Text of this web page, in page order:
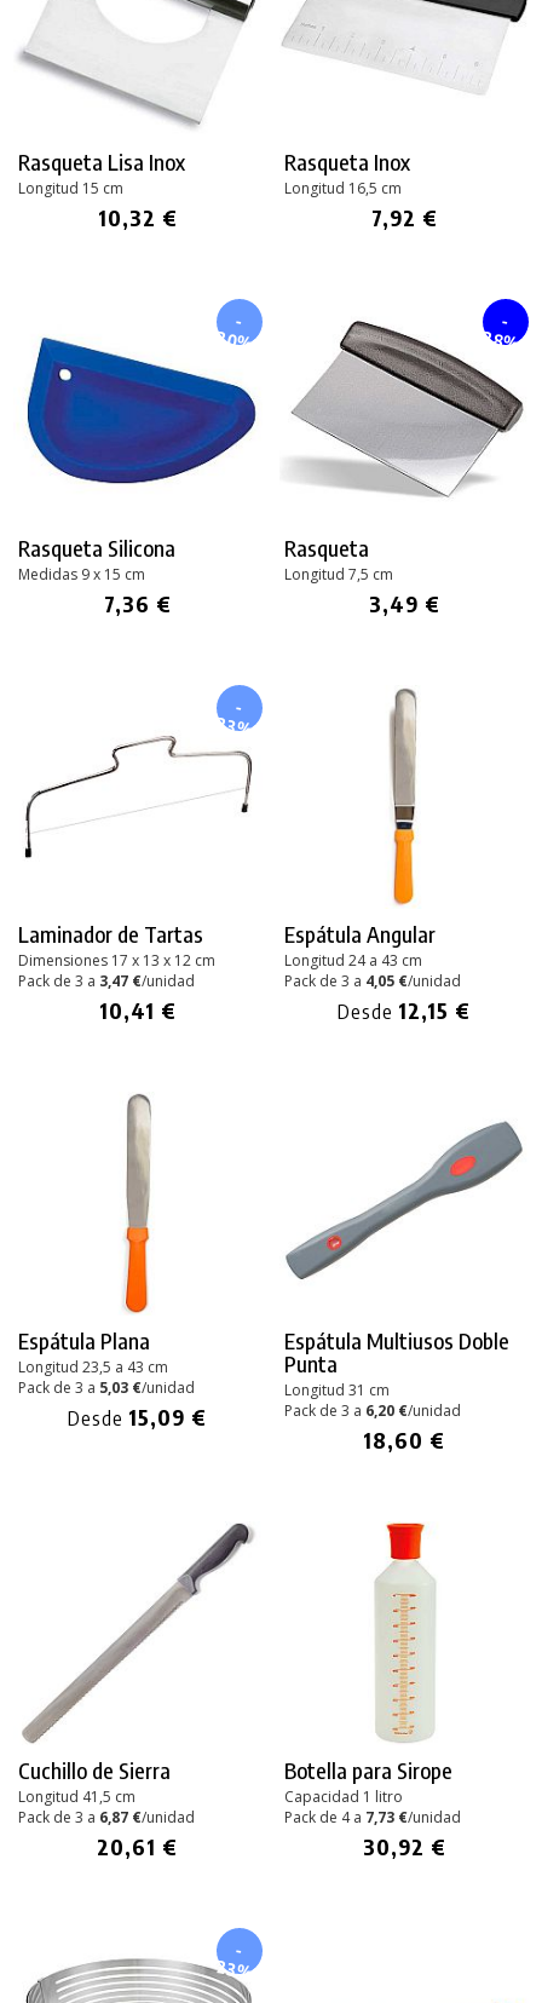
Rasqueta Lisa Inox
Longitud 15 cm
10,32 €
Rasqueta Inox
Longitud 16,5 cm
7,92 €
-
20%
Rasqueta Silicona
Medidas 9 x 15 cm
7,36 €
-
28%
Rasqueta
Longitud 7,5 cm
3,49 €
-
23%
Laminador de Tartas
Dimensiones 17 x 13 x 12 cm
Pack de 3 a 3,47 €/unidad
10,41 €
Espátula Angular
Longitud 24 a 43 cm
Pack de 3 a 4,05 €/unidad
Desde 12,15 €
Espátula Plana
Longitud 23,5 a 43 cm
Pack de 3 a 5,03 €/unidad
Desde 15,09 €
Espátula Multiusos Doble
Punta
Longitud 31 cm
Pack de 3 a 6,20 €/unidad
18,60 €
Cuchillo de Sierra
Longitud 41,5 cm
Pack de 3 a 6,87 €/unidad
20,61 €
Botella para Sirope
Capacidad 1 litro
Pack de 4 a 7,73 €/unidad
30,92 €
-
23%